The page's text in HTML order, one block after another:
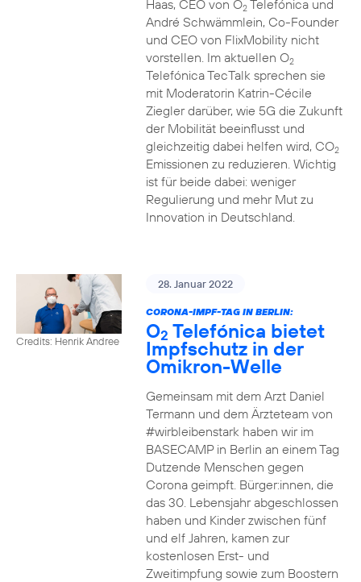
Haas, CEO von O2Telefónica und
André Schwämmlein, Co-Founder
und CEO von FlixMobility nicht
vorstellen. Im aktuellen O2
Telefónica TecTalk sprechen sie
mit Moderatorin Katrin-Cécile
Ziegler darüber, wie 5G die Zukunft
der Mobilität beeinflusst und
gleichzeitig dabei helfen wird, CO2
Emissionen zu reduzieren. Wichtig
ist für beide dabei: weniger
Regulierung und mehr Mut zu
Innovation in Deutschland.
Credits: Henrik Andree
28. Januar 2022
CORONA-IMPF-TAG IN BERLIN:
O2 Telefónica bietet
Impfschutz in der
Omikron-Welle
Gemeinsam mit dem Arzt Daniel
Termann und dem Ärzteteam von
#wirbleibenstark haben wir im
BASECAMP in Berlin an einem Tag
Dutzende Menschen gegen
Corona geimpft. Bürger:innen, die
das 30. Lebensjahr abgeschlossen
haben und Kinder zwischen fünf
und elf Jahren, kamen zur
kostenlosen Erst- und
Zweitimpfung sowie zum Boostern